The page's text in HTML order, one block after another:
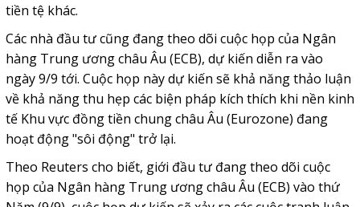
tiền tệ khác.
Các nhà đầu tư cũng đang theo dõi cuộc họp của Ngân
hàng Trung ương châu Âu (ECB), dự kiến diễn ra vào
ngày 9/9 tới. Cuộc họp này dự kiến sẽ khả năng thảo luận
về khả năng thu hẹp các biện pháp kích thích khi nền kinh
tế Khu vực đồng tiền chung châu Âu (Eurozone) đang
hoạt động "sôi động" trở lại.
Theo Reuters cho biết, giới đầu tư đang theo dõi cuộc
họp của Ngân hàng Trung ương châu Âu (ECB) vào thứ